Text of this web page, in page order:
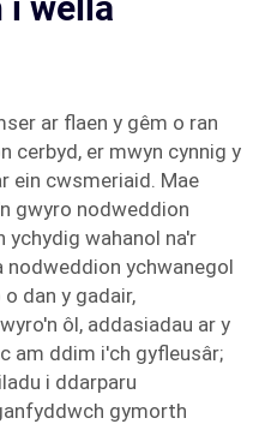
ar flaen y gêm o ran
cerbyd, er mwyn cynnig y
ein cwsmeriaid. Mae
gwyro nodweddion
ychydig wahanol na'r
nodweddion ychwanegol
dan y gadair,
ôl, addasiadau ar y
am ddim i'ch gyfleusâr;
i ddarparu
gymorth